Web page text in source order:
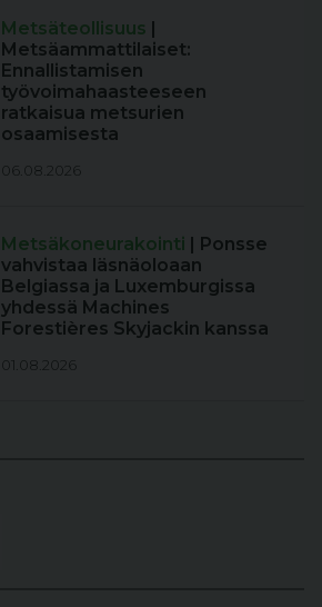
Metsäteollisuus |
Metsäammattilaiset:
Ennallistamisen
työvoimahaasteeseen
ratkaisua metsurien
osaamisesta
06.08.2026
Metsäkoneurakointi | Ponsse
vahvistaa läsnäoloaan
Belgiassa ja Luxemburgissa
yhdessä Machines
Forestières Skyjackin kanssa
01.08.2026